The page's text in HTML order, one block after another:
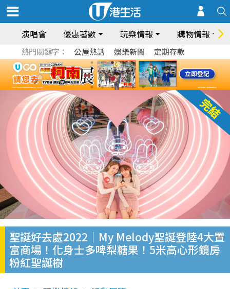
演唱會 優惠著數 玩樂情報 購物情報
熱門關鍵字： 公屋熱話 娛樂新聞 定期存款
聖誕好去處2022｜My Melody聖誕登陸4大置
富商場！化身士多啤梨糖果！5米高心形鏡房
粉紅聖誕樹